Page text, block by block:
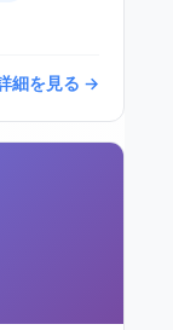
細を見る →